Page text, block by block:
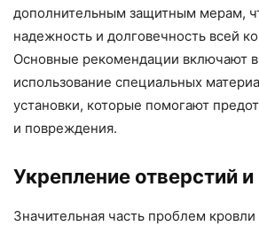
дополнительным защитным мерам,
надежность и долговечность всей
Основные рекомендации включают
использование специальных
установки, которые помогают
и повреждения.
Укрепление отверстий
Значительная часть проблем